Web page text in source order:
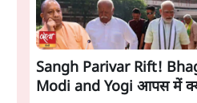
Sangh Parivar Rift!
Modi and Yogi आपस में